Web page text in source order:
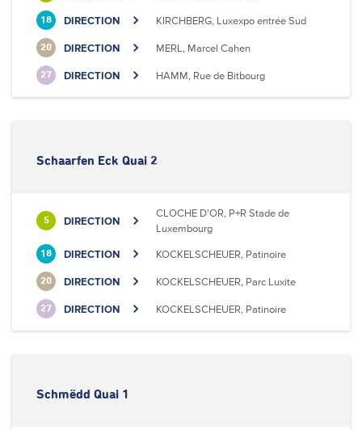
18 DIRECTION KIRCHBERG, Luxexpo entrée Sud
20 DIRECTION MERL, Marcel Cahen
27 DIRECTION HAMM, Rue de Bitbourg
Schaarfen Eck Quai 2
5 DIRECTION
CLOCHE D'OR, P+R Stade de
Luxembourg
18 DIRECTION KOCKELSCHEUER, Patinoire
20 DIRECTION KOCKELSCHEUER, Parc Luxite
27 DIRECTION KOCKELSCHEUER, Patinoire
Schmëdd Quai 1